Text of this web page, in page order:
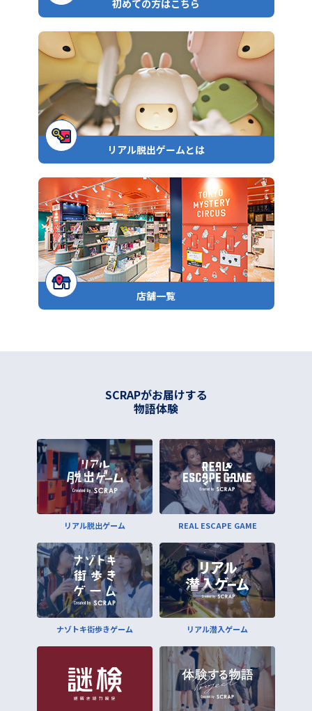
初めての方はこちら
リアル脱出ゲームとは
店舗一覧
SCRAPがお届けする
物語体験
リアル脱出ゲーム REAL ESCAPE GAME
ナゾトキ街歩きゲーム リアル潜入ゲーム